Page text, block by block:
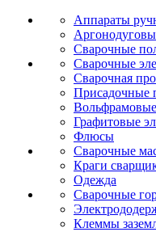
Аппараты
Сварочные
Сварочные
Сварочная
Присадочные
Графитовые
Флюсы
Сварочные
Краги
Одежда
Сварочные
Клеммы